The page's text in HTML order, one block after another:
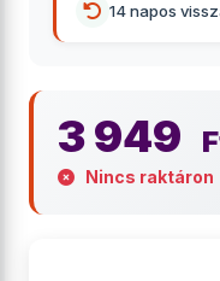
14 napos
3 949
Nincs raktáron